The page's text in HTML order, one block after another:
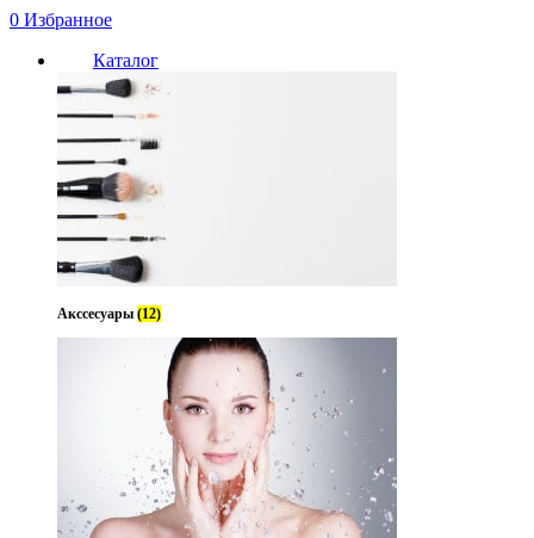
0 Избранное
Каталог
Акссесуары (12)